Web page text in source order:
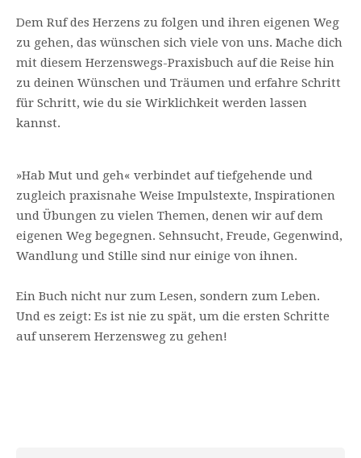
Dem Ruf des Herzens zu folgen und ihren eigenen Weg
zu gehen, das wünschen sich viele von uns. Mache dich
mit diesem Herzenswegs-Praxisbuch auf die Reise hin
zu deinen Wünschen und Träumen und erfahre Schritt
für Schritt, wie du sie Wirklichkeit werden lassen
kannst.
»Hab Mut und geh« verbindet auf tiefgehende und
zugleich praxisnahe Weise Impulstexte, Inspirationen
und Übungen zu vielen Themen, denen wir auf dem
eigenen Weg begegnen. Sehnsucht, Freude, Gegenwind,
Wandlung und Stille sind nur einige von ihnen.
Ein Buch nicht nur zum Lesen, sondern zum Leben.
Und es zeigt: Es ist nie zu spät, um die ersten Schritte
auf unserem Herzensweg zu gehen!